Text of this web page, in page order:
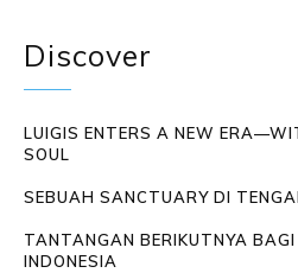
Discover
LUIGIS ENTERS A NEW
SOUL
SEBUAH SANCTUARY DI
TANTANGAN BERIKUTNYA
INDONESIA